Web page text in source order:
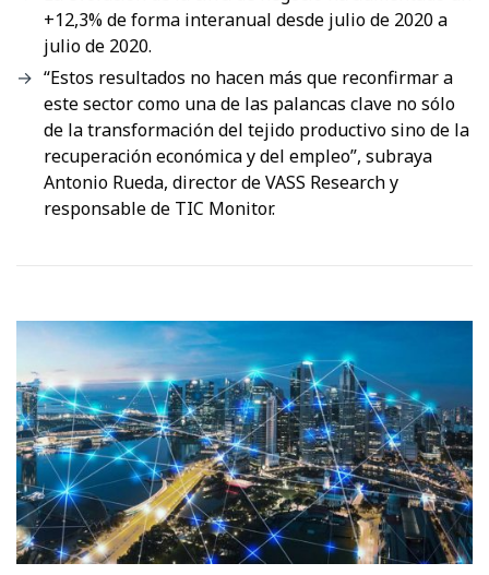
+12,3% de forma interanual desde julio de 2020 a
julio de 2020.
“Estos resultados no hacen más que reconfirmar a
este sector como una de las palancas clave no sólo
de la transformación del tejido productivo sino de la
recuperación económica y del empleo”, subraya
Antonio Rueda, director de VASS Research y
responsable de TIC Monitor.